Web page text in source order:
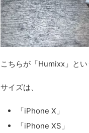
こちらが「Humixx」と
サイズは、
「iPhone X」
「iPhone XS」